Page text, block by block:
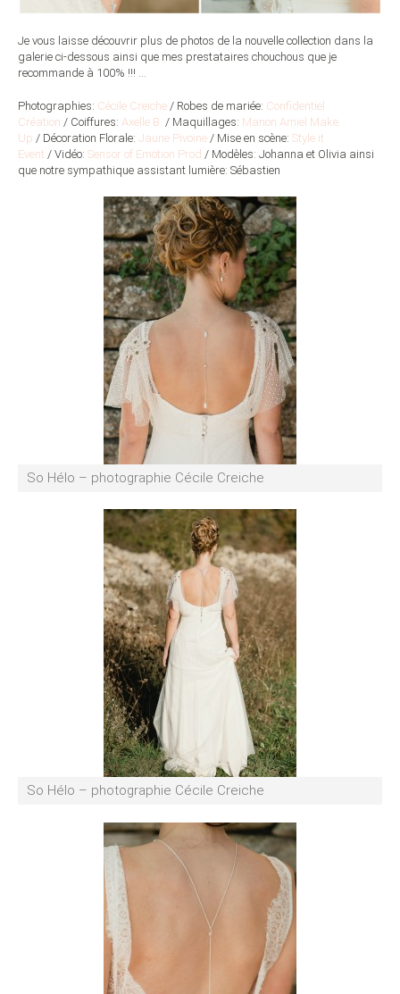
Je vous laisse découvrir plus de photos de la nouvelle collection dans la
galerie ci-dessous ainsi que mes prestataires chouchous que je
recommande à 100% !!! …
Photographies: Cécile Creiche / Robes de mariée: Confidentiel
Création / Coiffures: Axelle B. / Maquillages: Manon Amiel Make
Up / Décoration Florale: Jaune Pivoine / Mise en scène: Style it
Event / Vidéo: Sensor of Emotion Prod / Modèles: Johanna et Olivia ainsi
que notre sympathique assistant lumière: Sébastien
So Hélo – photographie Cécile Creiche
So Hélo – photographie Cécile Creiche